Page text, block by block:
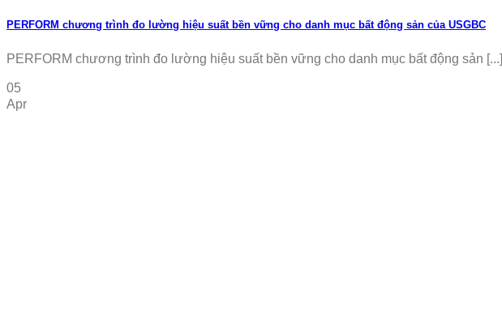
PERFORM chương trình đo lường hiệu suất bền vững cho danh mục bất động sản của USGBC
PERFORM chương trình đo lường hiệu suất bền vững cho danh mục bất động sản [...]
05
Apr